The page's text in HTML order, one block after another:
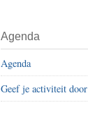
t
e
e
s
i
t
e
Agenda
Agenda
Geef je activiteit door